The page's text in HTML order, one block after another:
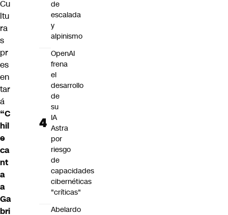
Cu
ltu
ra
s
pr
es
en
tar
á
“C
hil
e
ca
nt
a
a
Ga
bri
de
escalada
y
alpinismo
OpenAI
frena
el
desarrollo
de
su
IA
Astra
por
riesgo
de
capacidades
cibernéticas
"críticas"
Abelardo